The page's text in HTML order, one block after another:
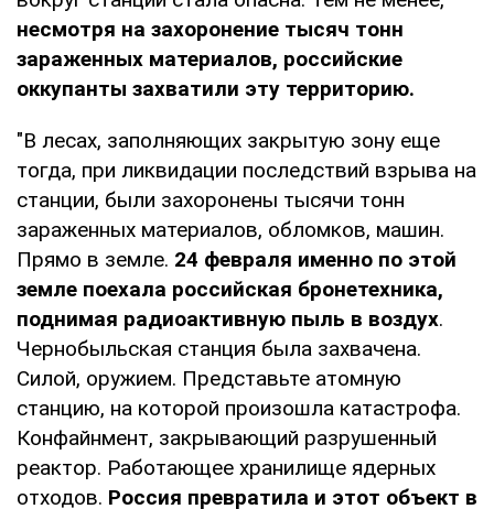
несмотря на захоронение тысяч тонн
зараженных материалов, российские
оккупанты захватили эту территорию.
"В лесах, заполняющих закрытую зону еще
тогда, при ликвидации последствий взрыва на
станции, были захоронены тысячи тонн
зараженных материалов, обломков, машин.
Прямо в земле. 24 февраля именно по этой
земле поехала российская бронетехника,
поднимая радиоактивную пыль в воздух.
Чернобыльская станция была захвачена.
Силой, оружием. Представьте атомную
станцию, на которой произошла катастрофа.
Конфайнмент, закрывающий разрушенный
реактор. Работающее хранилище ядерных
отходов. Россия превратила и этот объект в